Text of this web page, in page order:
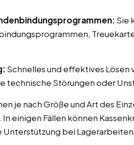
Sie
Schnelles und effektives Lösen
technische Störungen oder
je nach Größe und Art des
einigen Fällen können
bei